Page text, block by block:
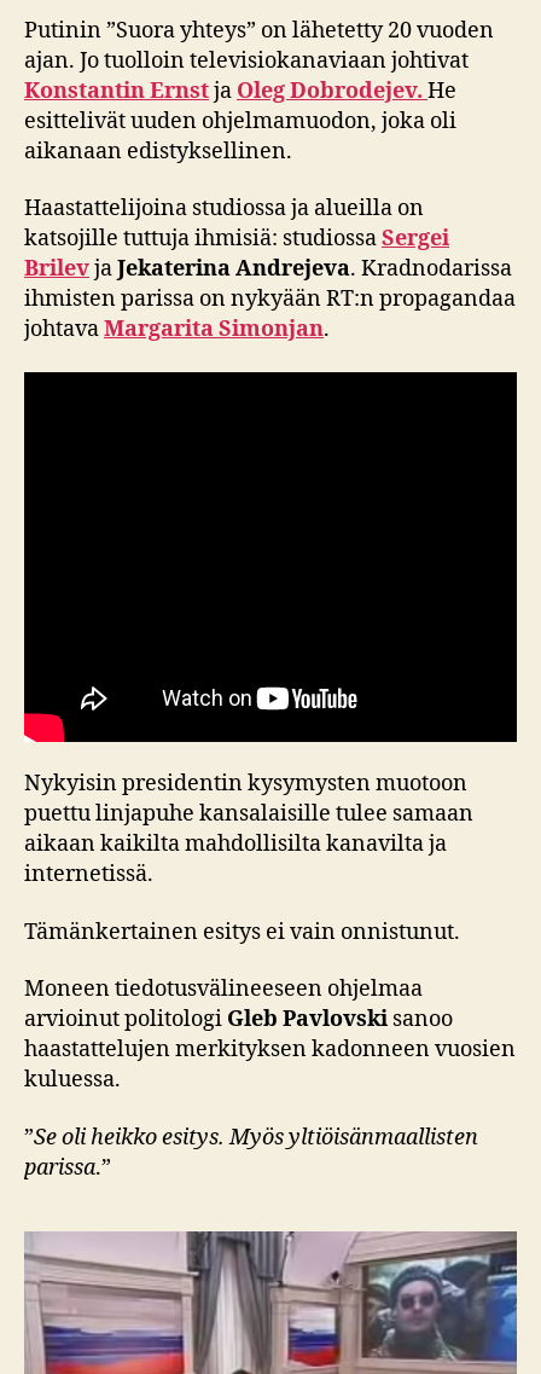
Putinin ”Suora yhteys” on lähetetty 20 vuoden
ajan. Jo tuolloin televisiokanaviaan johtivat
Konstantin Ernstja Oleg Dobrodejev. He
esittelivät uuden ohjelmamuodon, joka oli
aikanaan edistyksellinen.
Haastattelijoina studiossa ja alueilla on
katsojille tuttuja ihmisiä: studiossaSergei
BrilevjaJekaterina Andrejeva. Kradnodarissa
ihmisten parissa on nykyään RT:n propagandaa
johtavaMargarita Simonjan.
Nykyisin presidentin kysymysten muotoon
puettu linjapuhe kansalaisille tulee samaan
aikaan kaikilta mahdollisilta kanavilta ja
internetissä.
Tämänkertainen esitys ei vain onnistunut.
Moneen tiedotusvälineeseen ohjelmaa
arvioinut politologi Gleb Pavlovski sanoo
haastattelujen merkityksen kadonneen vuosien
kuluessa.
”Se oli heikko esitys. Myös yltiöisänmaallisten
parissa.”